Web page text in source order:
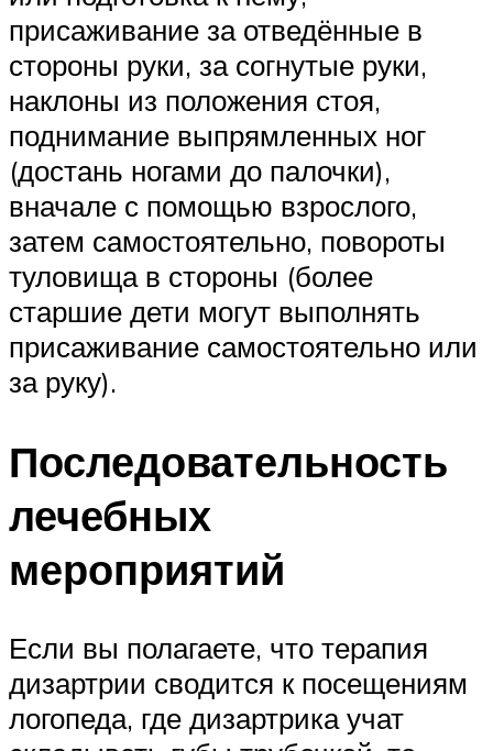
присаживание за отведённые в
стороны руки, за согнутые руки,
наклоны из положения стоя,
поднимание выпрямленных ног
(достань ногами до палочки),
вначале с помощью взрослого,
затем самостоятельно, повороты
туловища в стороны (более
старшие дети могут выполнять
присаживание самостоятельно или
за руку).
Последовательность
лечебных
мероприятий
Если вы полагаете, что терапия
дизартрии сводится к посещениям
логопеда, где дизартрика учат